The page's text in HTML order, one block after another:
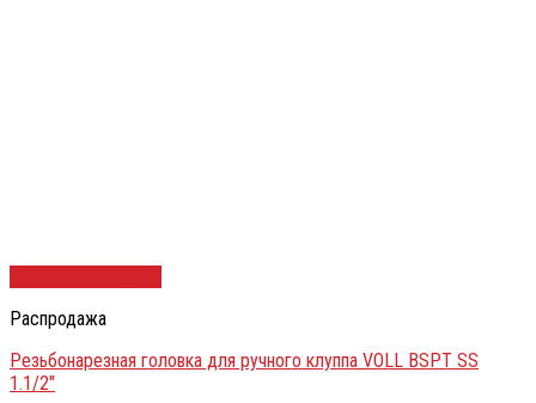
Распродажа
Резьбонарезная головка для ручного клуппа VOLL BSPT SS
1.1/2″